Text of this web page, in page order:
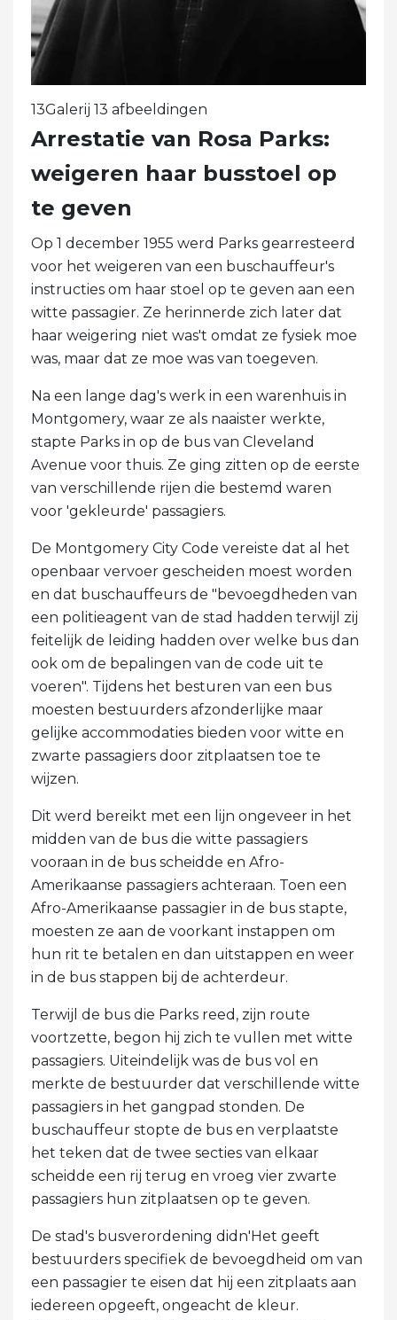
13Galerij 13 afbeeldingen
Arrestatie van Rosa Parks:
weigeren haar busstoel op
te geven
Op 1 december 1955 werd Parks gearresteerd
voor het weigeren van een buschauffeur's
instructies om haar stoel op te geven aan een
witte passagier. Ze herinnerde zich later dat
haar weigering niet was't omdat ze fysiek moe
was, maar dat ze moe was van toegeven.
Na een lange dag's werk in een warenhuis in
Montgomery, waar ze als naaister werkte,
stapte Parks in op de bus van Cleveland
Avenue voor thuis. Ze ging zitten op de eerste
van verschillende rijen die bestemd waren
voor 'gekleurde' passagiers.
De Montgomery City Code vereiste dat al het
openbaar vervoer gescheiden moest worden
en dat buschauffeurs de "bevoegdheden van
een politieagent van de stad hadden terwijl zij
feitelijk de leiding hadden over welke bus dan
ook om de bepalingen van de code uit te
voeren". Tijdens het besturen van een bus
moesten bestuurders afzonderlijke maar
gelijke accommodaties bieden voor witte en
zwarte passagiers door zitplaatsen toe te
wijzen.
Dit werd bereikt met een lijn ongeveer in het
midden van de bus die witte passagiers
vooraan in de bus scheidde en Afro-
Amerikaanse passagiers achteraan. Toen een
Afro-Amerikaanse passagier in de bus stapte,
moesten ze aan de voorkant instappen om
hun rit te betalen en dan uitstappen en weer
in de bus stappen bij de achterdeur.
Terwijl de bus die Parks reed, zijn route
voortzette, begon hij zich te vullen met witte
passagiers. Uiteindelijk was de bus vol en
merkte de bestuurder dat verschillende witte
passagiers in het gangpad stonden. De
buschauffeur stopte de bus en verplaatste
het teken dat de twee secties van elkaar
scheidde een rij terug en vroeg vier zwarte
passagiers hun zitplaatsen op te geven.
De stad's busverordening didn'Het geeft
bestuurders specifiek de bevoegdheid om van
een passagier te eisen dat hij een zitplaats aan
iedereen opgeeft, ongeacht de kleur.